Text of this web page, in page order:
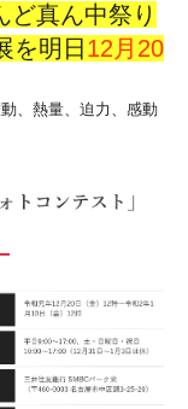
ど真ん中祭り
を明日 12月20
、熱量、迫力、感動